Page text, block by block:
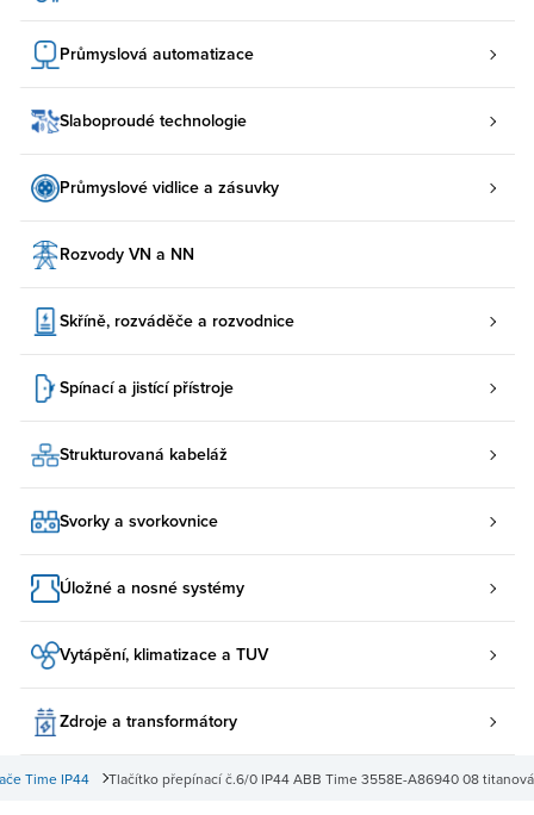
Průmyslová automatizace
Slaboproudé technologie
Průmyslové vidlice a zásuvky
Rozvody VN a NN
Skříně, rozváděče a rozvodnice
Spínací a jistící přístroje
Strukturovaná kabeláž
Svorky a svorkovnice
Úložné a nosné systémy
Vytápění, klimatizace a TUV
Zdroje a transformátory
Tlačítko přepínací č.6/0 IP44 ABB Time 3558E-A86940 08 titanová
Time IP44